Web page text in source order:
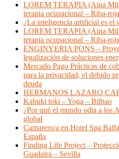
LOREM TERAPIA (Aina
terapia ocupacional – Riba-
¿La inteligencia artificial es el
LOREM TERAPIA (Aina
terapia ocupacional – Riba-
ENGINYERIA PONS –
legalización de soluciones
Mercado Pago Prácticas de
para la privacidad, el debido
deuda
HERMANOS LAZARO
Kabuki toki – Yoga – Bilbao
¿Por qué el mundo odia a los
global
Camarero/a en Hotel Spa
España
Finding Life Project –
Guadaira – Sevilla